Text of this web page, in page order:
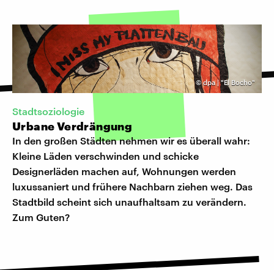
©dpa | "El Bocho"
Stadtsoziologie
Urbane Verdrängung
In den großen Städten nehmen wir es überall wahr:
Kleine Läden verschwinden und schicke
Designerläden machen auf, Wohnungen werden
luxussaniert und frühere Nachbarn ziehen weg. Das
Stadtbild scheint sich unaufhaltsam zu verändern.
Zum Guten?